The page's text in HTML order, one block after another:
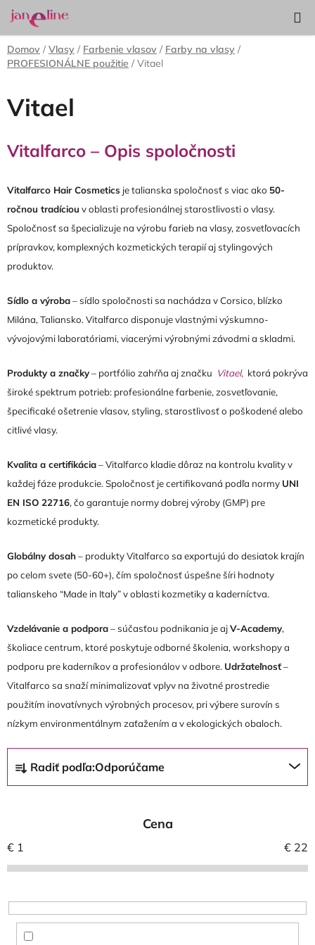
Prejsť
na
obsah
KOŠÍK
Domov / Vlasy / Farbenie vlasov / Farby na vlasy /
PROFESIONÁLNE použitie / Vitael
Vitael
Vitalfarco – Opis spoločnosti
Vitalfarco Hair Cosmetics je talianska spoločnosť s viac ako 50-
ročnou tradíciou v oblasti profesionálnej starostlivosti o vlasy.
Spoločnosť sa špecializuje na výrobu farieb na vlasy, zosvetľovacích
prípravkov, komplexných kozmetických terapií aj stylingových
produktov.
Sídlo a výroba– sídlo spoločnosti sa nachádza v Corsico, blízko
Milána, Taliansko. Vitalfarco disponuje vlastnými výskumno-
vývojovými laboratóriami, viacerými výrobnými závodmi a skladmi.
Produkty a značky– portfólio zahŕňa aj značku Vitael, ktorá pokrýva
široké spektrum potrieb: profesionálne farbenie, zosvetľovanie,
špecificaké ošetrenie vlasov, styling, starostlivosť o poškodené alebo
citlivé vlasy.
Kvalita a certifikácia– Vitalfarco kladie dôraz na kontrolu kvality v
každej fáze produkcie. Spoločnosť je certifikovaná podľa normy UNI
EN ISO 22716, čo garantuje normy dobrej výroby (GMP) pre
kozmetické produkty.
Globálny dosah– produkty Vitalfarco sa exportujú do desiatok krajín
po celom svete (50-60+), čím spoločnosť úspešne šíri hodnoty
talianskeho “Made in Italy” v oblasti kozmetiky a kaderníctva.
Vzdelávanie a podpora– súčasťou podnikania je ajV-Academy,
školiace centrum, ktoré poskytuje odborné školenia, workshopy a
podporu pre kaderníkov a profesionálov v odbore. Udržateľnosť–
Vitalfarco sa snaží minimalizovať vplyv na životné prostredie
použitím inovatívnych výrobných procesov, pri výbere surovín s
nízkym environmentálnym zaťažením a v ekologických obaloch.
a
d
i
e
r
o
Radiť podľa:Odporúčame
Cena
€ 1 € 22